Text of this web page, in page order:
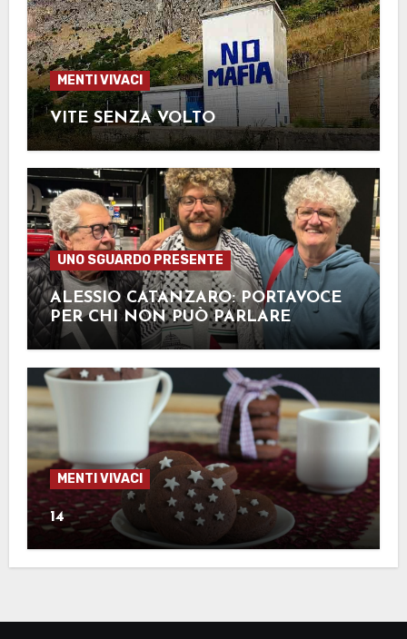
MENTI VIVACI
VITE SENZA VOLTO
UNO SGUARDO PRESENTE
ALESSIO CATANZARO: PORTAVOCE
PER CHI NON PUÒ PARLARE
MENTI VIVACI
14